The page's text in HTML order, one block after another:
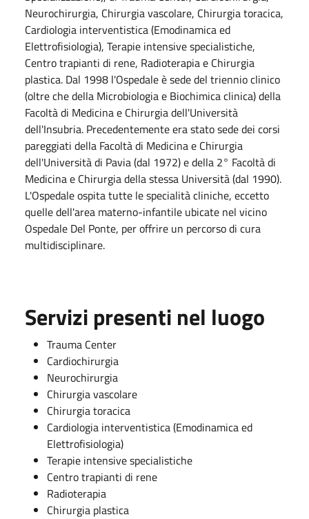
Neurochirurgia, Chirurgia vascolare, Chirurgia toracica,
Cardiologia interventistica (Emodinamica ed
Elettrofisiologia), Terapie intensive specialistiche,
Centro trapianti di rene, Radioterapia e Chirurgia
plastica. Dal 1998 l'Ospedale è sede del triennio clinico
(oltre che della Microbiologia e Biochimica clinica) della
Facoltà di Medicina e Chirurgia dell'Università
dell'Insubria. Precedentemente era stato sede dei corsi
pareggiati della Facoltà di Medicina e Chirurgia
dell'Università di Pavia (dal 1972) e della 2° Facoltà di
Medicina e Chirurgia della stessa Università (dal 1990).
L'Ospedale ospita tutte le specialità cliniche, eccetto
quelle dell'area materno-infantile ubicate nel vicino
Ospedale Del Ponte, per offrire un percorso di cura
multidisciplinare.
Servizi presenti nel luogo
Trauma Center
Cardiochirurgia
Neurochirurgia
Chirurgia vascolare
Chirurgia toracica
Cardiologia interventistica (Emodinamica ed
Elettrofisiologia)
Terapie intensive specialistiche
Centro trapianti di rene
Radioterapia
Chirurgia plastica